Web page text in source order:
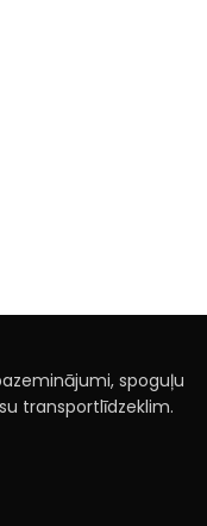
spoguļu
transportlīdzeklim.